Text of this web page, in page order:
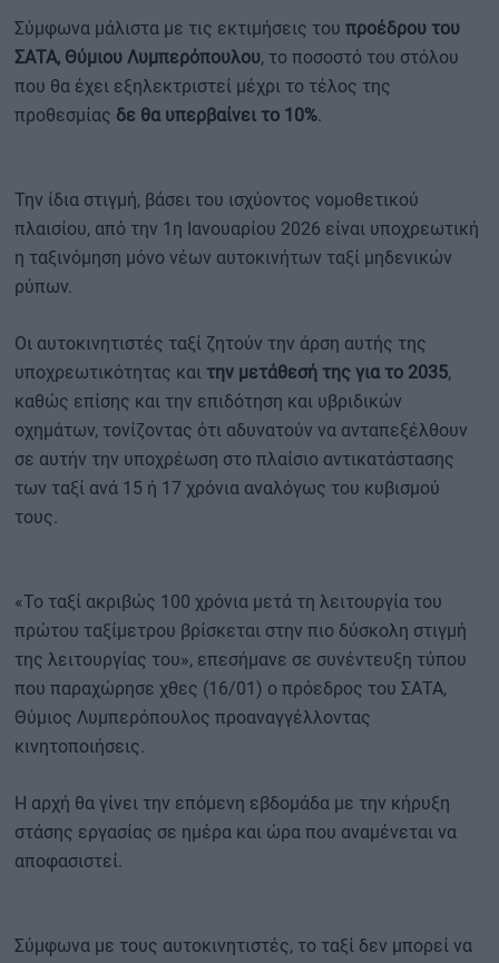
Σύμφωνα μάλιστα με τις εκτιμήσεις του προέδρου του
ΣΑΤΑ, Θύμιου Λυμπερόπουλου, το ποσοστό του στόλου
που θα έχει εξηλεκτριστεί μέχρι το τέλος της
προθεσμίας δε θα υπερβαίνει το 10%.
Την ίδια στιγμή, βάσει του ισχύοντος νομοθετικού
πλαισίου, από την 1η Ιανουαρίου 2026 είναι υποχρεωτική
η ταξινόμηση μόνο νέων αυτοκινήτων ταξί μηδενικών
ρύπων.
Οι αυτοκινητιστές ταξί ζητούν την άρση αυτής της
υποχρεωτικότητας και την μετάθεσή της για το 2035,
καθώς επίσης και την επιδότηση και υβριδικών
οχημάτων, τονίζοντας ότι αδυνατούν να ανταπεξέλθουν
σε αυτήν την υποχρέωση στο πλαίσιο αντικατάστασης
των ταξί ανά 15 ή 17 χρόνια αναλόγως του κυβισμού
τους.
«Το ταξί ακριβώς 100 χρόνια μετά τη λειτουργία του
πρώτου ταξίμετρου βρίσκεται στην πιο δύσκολη στιγμή
της λειτουργίας του», επεσήμανε σε συνέντευξη τύπου
που παραχώρησε χθες (16/01) ο πρόεδρος του ΣΑΤΑ,
Θύμιος Λυμπερόπουλος προαναγγέλλοντας
κινητοποιήσεις.
Η αρχή θα γίνει την επόμενη εβδομάδα με την κήρυξη
στάσης εργασίας σε ημέρα και ώρα που αναμένεται να
αποφασιστεί.
Σύμφωνα με τους αυτοκινητιστές, το ταξί δεν μπορεί να